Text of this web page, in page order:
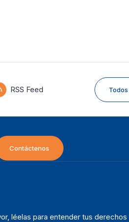
RSS Feed
Contáctenos
léelas para entender tus derechos